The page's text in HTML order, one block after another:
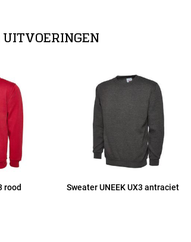
rood Sweater UNEEK UX3 antraciet